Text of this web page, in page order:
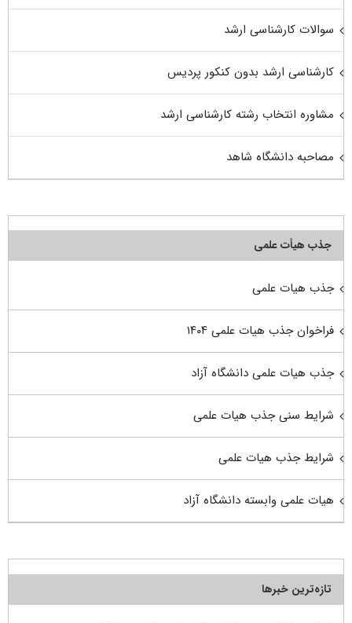
سوالات کارشناسی ارشد
کارشناسی ارشد بدون کنکور پردیس
مشاوره انتخاب رشته کارشناسی ارشد
مصاحبه دانشگاه شاهد
جذب هیأت علمی
جذب هیات علمی
فراخوان جذب هیات علمی ۱۴۰۴
جذب هیات علمی دانشگاه آزاد
شرایط سنی جذب هیات علمی
شرایط جذب هیات علمی
هیات علمی وابسته دانشگاه آزاد
تازه‌ترین خبرها